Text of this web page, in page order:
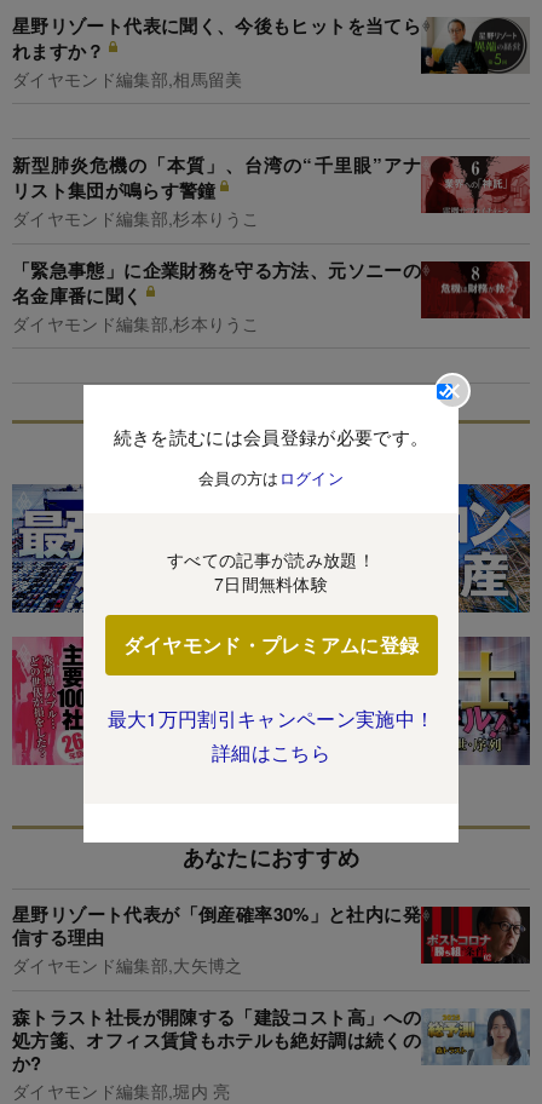
続きを読むには会員登録が必要です。
会員の方は ログイン
すべての記事が読み放題！
7日間無料体験
ダイヤモンド・プレミアムに登録
最大1万円割引キャンペーン実施中！
詳細はこちら
星野リゾート代表に聞く、今後もヒットを当てら
れますか？
ダイヤモンド編集部,相馬留美
新型肺炎危機の「本質」、台湾の“千里眼”アナ
リスト集団が鳴らす警鐘
ダイヤモンド編集部,杉本りうこ
「緊急事態」に企業財務を守る方法、元ソニーの
名金庫番に聞く
ダイヤモンド編集部,杉本りうこ
特集
あなたにおすすめ
星野リゾート代表が「倒産確率30%」と社内に発
信する理由
ダイヤモンド編集部,大矢博之
森トラスト社長が開陳する「建設コスト高」への
処方箋、オフィス賃貸もホテルも絶好調は続くの
か?
ダイヤモンド編集部,堀内 亮